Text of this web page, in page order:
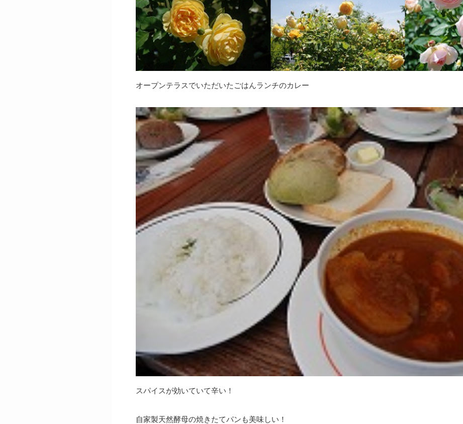
オープンテラスでいただいたごはんランチのカレー
スパイスが効いていて辛い！
自家製天然酵母の焼きたてパンも美味しい！